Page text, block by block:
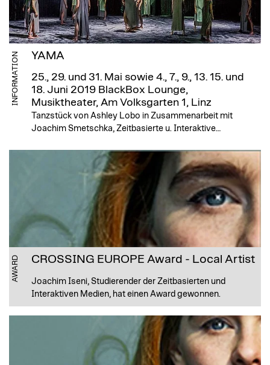
INFORMATION YAMA
25., 29. und 31. Mai sowie 4., 7., 9., 13. 15. und
18. Juni 2019 BlackBox Lounge,
Musiktheater, Am Volksgarten 1, Linz
Tanzstück von Ashley Lobo in Zusammenarbeit mit
Joachim Smetschka, Zeitbasierte u. Interaktive…
AWARD CROSSING EUROPE Award - Local Artist
Joachim Iseni, Studierender der Zeitbasierten und
Interaktiven Medien, hat einen Award gewonnen.